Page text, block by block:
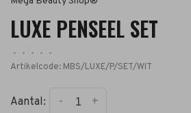
LUXE PENSEEL SET
• • • •
•
Artikelcode: MBS/LUXE/P/SET/WIT
Aantal: +
-